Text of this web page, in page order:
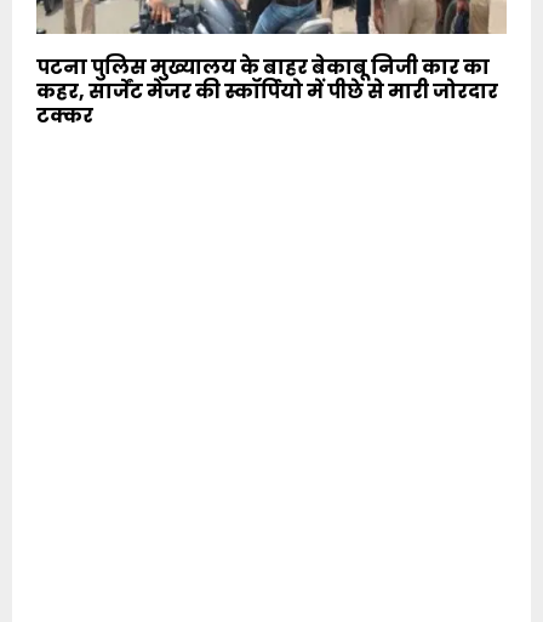
पटना पुलिस मुख्यालय के बाहर बेकाबू निजी कार का
कहर, सार्जेंट मेजर की स्कॉर्पियो में पीछे से मारी जोरदार
टक्कर